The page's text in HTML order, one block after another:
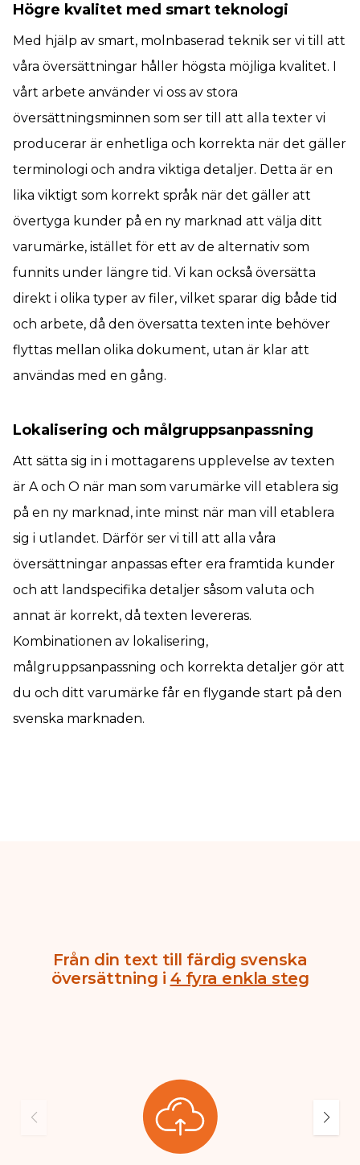
Högre kvalitet med smart teknologi
Med hjälp av smart, molnbaserad teknik ser vi till att
våra översättningar håller högsta möjliga kvalitet. I
vårt arbete använder vi oss av stora
översättningsminnen som ser till att alla texter vi
producerar är enhetliga och korrekta när det gäller
terminologi och andra viktiga detaljer. Detta är en
lika viktigt som korrekt språk när det gäller att
övertyga kunder på en ny marknad att välja ditt
varumärke, istället för ett av de alternativ som
funnits under längre tid. Vi kan också översätta
direkt i olika typer av filer, vilket sparar dig både tid
och arbete, då den översatta texten inte behöver
flyttas mellan olika dokument, utan är klar att
användas med en gång.
Lokalisering och målgruppsanpassning
Att sätta sig in i mottagarens upplevelse av texten
är A och O när man som varumärke vill etablera sig
på en ny marknad, inte minst när man vill etablera
sig i utlandet. Därför ser vi till att alla våra
översättningar anpassas efter era framtida kunder
och att landspecifika detaljer såsom valuta och
annat är korrekt, då texten levereras.
Kombinationen av lokalisering,
målgruppsanpassning och korrekta detaljer gör att
du och ditt varumärke får en flygande start på den
svenska marknaden.
Från din text till färdig svenska
översättning i 4 fyra enkla steg